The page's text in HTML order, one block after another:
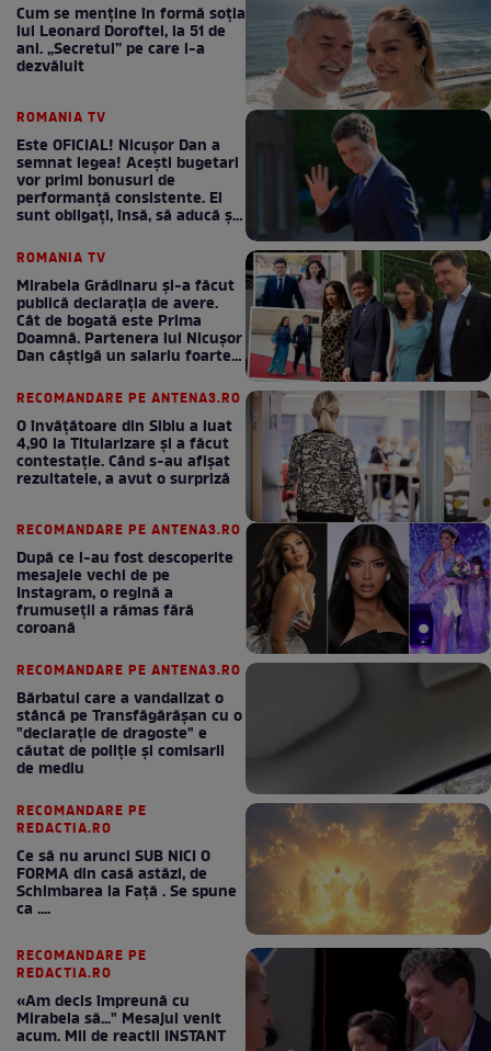
Cum se menţine în formă soţia
lui Leonard Doroftei, la 51 de
ani. „Secretul” pe care l-a
dezvăluit
ROMANIA TV
Este OFICIAL! Nicușor Dan a
semnat legea! Acești bugetari
vor primi bonusuri de
performanță consistente. Ei
sunt obligați, însă, să aducă și
ROMANIA TV
Mirabela Grădinaru și-a făcut
publică declarația de avere.
Cât de bogată este Prima
Doamnă. Partenera lui Nicușor
Dan câștigă un salariu foarte
RECOMANDARE PE ANTENA3.RO
O învățătoare din Sibiu a luat
4,90 la Titularizare și a făcut
contestație. Când s-au afișat
rezultatele, a avut o surpriză
RECOMANDARE PE ANTENA3.RO
După ce i-au fost descoperite
mesajele vechi de pe
Instagram, o regină a
frumuseții a rămas fără
coroană
RECOMANDARE PE ANTENA3.RO
Bărbatul care a vandalizat o
stâncă pe Transfăgărășan cu o
"declaraţie de dragoste" e
căutat de poliție și comisarii
de mediu
RECOMANDARE PE
REDACTIA.RO
Ce să nu arunci SUB NICI O
FORMA din casă astăzi, de
Schimbarea la Față . Se spune
ca ....
RECOMANDARE PE
REDACTIA.RO
«Am decis împreună cu
Mirabela să..." Mesajul venit
acum. Mii de reactii INSTANT